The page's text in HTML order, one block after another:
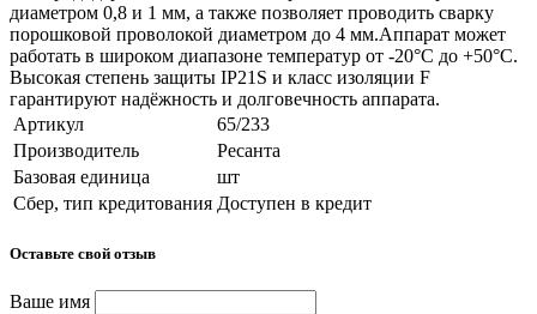
диаметром 0,8 и 1 мм, а также позволяет проводить сварку
порошковой проволокой диаметром до 4 мм.Аппарат может
работать в широком диапазоне температур от -20°C до +50°C.
Высокая степень защиты IP21S и класс изоляции F
гарантируют надёжность и долговечность аппарата.
Артикул
65/233
Производитель
Ресанта
Базовая единица
шт
Сбер, тип кредитования Доступен в кредит
Оставьте свой отзыв
Ваше имя